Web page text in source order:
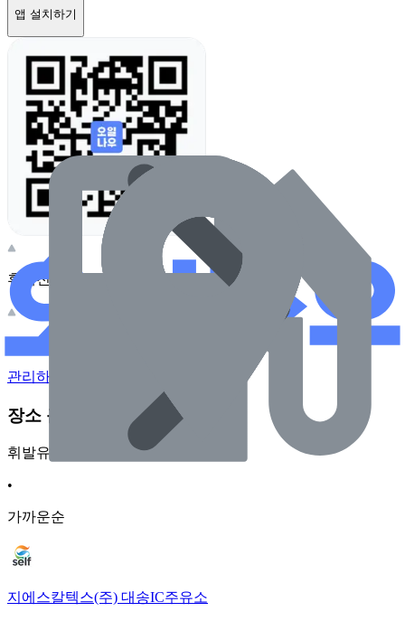
앱 설치하기
휴대전화 카메라로 찍어보세요
관리하기
장소 근처 주유소
휘발유
•
가까운순
지에스칼텍스(주) 대송IC주유소